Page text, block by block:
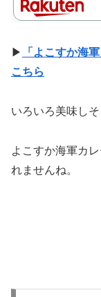
▶
「よこすか海
こちら
いろいろ美味しそ
よこすか海軍カ
れませんね。